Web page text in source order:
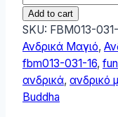
Buddha
Ανδρικό
μαγιό
Mediterranea
FBM013-
031-
Add to cart
SKU: FBM013-
Ανδρικά Μαγιό,
fbm013-031-16,
ανδρικά, ανδρικό
Buddha